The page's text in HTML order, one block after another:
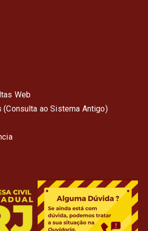
Web
(Consulta ao Sistema Antigo)